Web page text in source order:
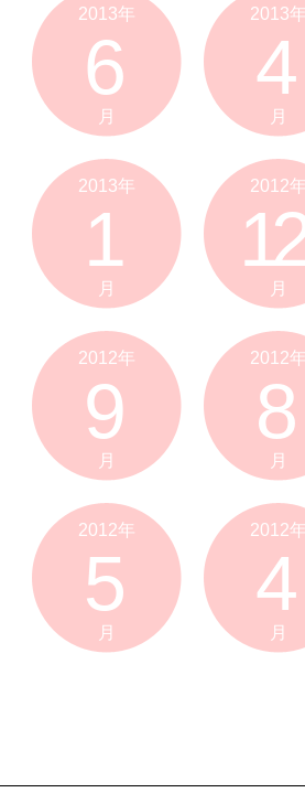
2013年
6
月
2013
4
月
2013年
1
月
2012
12
月
2012年
9
月
2012
8
月
2012年
5
月
2012
4
月